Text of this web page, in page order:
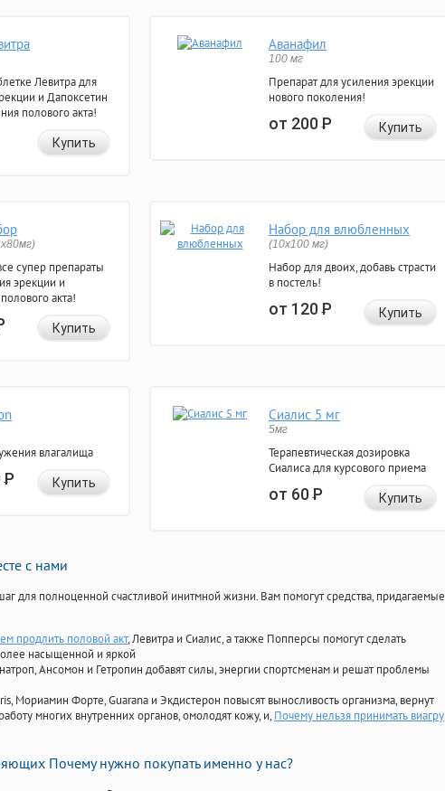
Левитра для
и Дапоксетин
полового акта!
Купить
Аванафил
100 мг
Препарат для усиления эрекции
нового поколения!
от 200Р Купить
супер препараты
эрекции и
акта!
Купить
Набор для влюбленных
(10х100 мг)
Набор для двоих, добавь страсти
в постель!
от 120Р Купить
влагалища
Р Купить
Сиалис 5 мг
5мг
Терапевтическая дозировка
Сиалиса для курсового приема
от 60Р Купить
с нами
для полноценной счастливой инитмной жизни. Вам помогут средства, придагаемые
продлить половой акт, Левитра и Сиалис, а также Попперсы помогут сделать
насыщенной и яркой
Ансомон и Гетропин добавят силы, энергии спортсменам и решат проблемы
Мориамин Форте, Guarana и Экдистерон повысят выносливость организма, вернут
многих внутренних органов, омолодят кожу, и, Почему нельзя принимать виагру
Почему нужно покупать именно у нас?